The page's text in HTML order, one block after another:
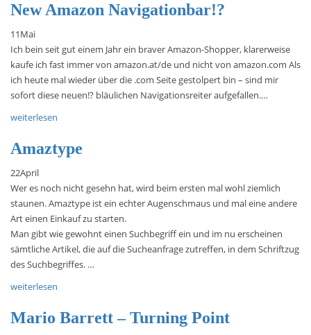
New Amazon Navigationbar!?
11Mai
Ich bein seit gut einem Jahr ein braver Amazon-Shopper, klarerweise
kaufe ich fast immer von amazon.at/de und nicht von amazon.com Als
ich heute mal wieder über die .com Seite gestolpert bin – sind mir
sofort diese neuen!? bläulichen Navigationsreiter aufgefallen.…
weiterlesen
Amaztype
22April
Wer es noch nicht gesehn hat, wird beim ersten mal wohl ziemlich
staunen. Amaztype ist ein echter Augenschmaus und mal eine andere
Art einen Einkauf zu starten.
Man gibt wie gewohnt einen Suchbegriff ein und im nu erscheinen
sämtliche Artikel, die auf die Sucheanfrage zutreffen, in dem Schriftzug
des Suchbegriffes. …
weiterlesen
Mario Barrett – Turning Point